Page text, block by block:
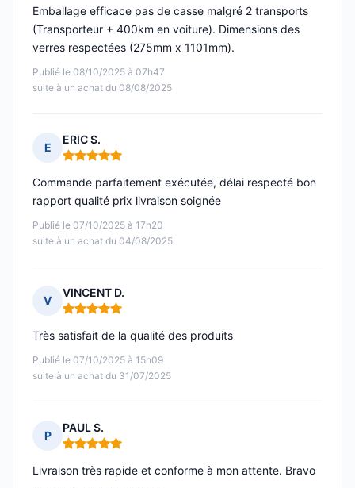
Publié le 08/10/2025 à 07h47
suite à un achat du 08/08/2025
Emballage efficace pas de casse malgré 2 transports
(Transporteur + 400km en voiture). Dimensions des
verres respectées (275mm x 1101mm).
E
ERIC S.
Note : 5 sur 5
Publié le 07/10/2025 à 17h20
suite à un achat du 04/08/2025
Commande parfaitement exécutée, délai respecté bon
rapport qualité prix livraison soignée
V
VINCENT D.
Note : 5 sur 5
Publié le 07/10/2025 à 15h09
suite à un achat du 31/07/2025
Très satisfait de la qualité des produits
P
PAUL S.
Note : 5 sur 5
Livraison très rapide et conforme à mon attente. Bravo